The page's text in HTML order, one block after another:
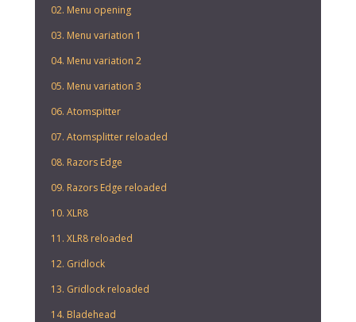
02. Menu opening
03. Menu variation 1
04. Menu variation 2
05. Menu variation 3
06. Atomspitter
07. Atomsplitter reloaded
08. Razors Edge
09. Razors Edge reloaded
10. XLR8
11. XLR8 reloaded
12. Gridlock
13. Gridlock reloaded
14. Bladehead